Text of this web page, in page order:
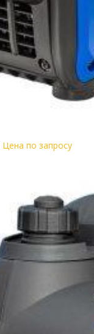
Цена по запросу